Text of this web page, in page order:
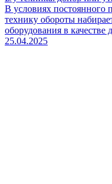
В условиях постоянного
технику обороты
оборудования в качестве
25.04.2025